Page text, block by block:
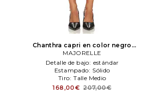
Chanthra capri en color negro
MAJORELLE
MAJORELLE
Detalle de bajo: estándar
Estampado: Sólido
Tiro: Talle Medio
168,00€ 207,00€